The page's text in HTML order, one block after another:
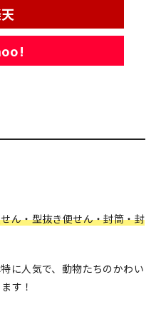
ん・型抜き便せん・封筒・封
に人気で、動物たちのかわい
す！